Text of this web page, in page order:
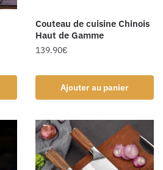
Couteau de cuisine Chinois
Haut de Gamme
139.90€
Ajouter au panier